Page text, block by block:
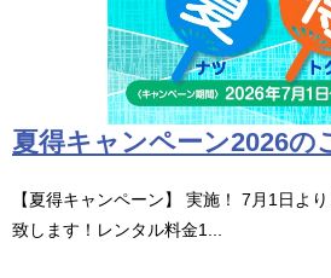
夏得キャンペーン2026の
【夏得キャンペーン】 実施！ 7月1日よ
致します！レンタル料金1...